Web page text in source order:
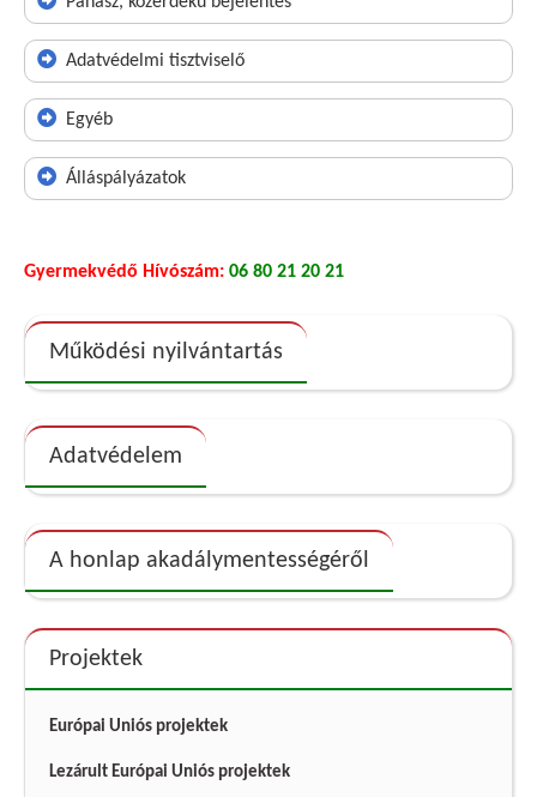
Adatvédelmi tisztviselő
Egyéb
Álláspályázatok
Gyermekvédő Hívószám: 06 80 21 20 21
Működési nyilvántartás
Adatvédelem
A honlap akadálymentességéről
Projektek
Európai Uniós projektek
Lezárult Európai Uniós projektek